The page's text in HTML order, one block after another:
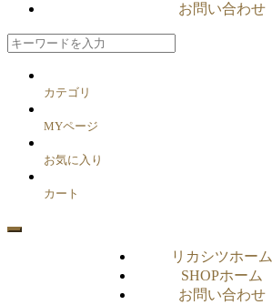
お問い合わせ
カテゴリ
MYページ
お気に入り
カート
リカシツホーム
SHOPホーム
お問い合わせ